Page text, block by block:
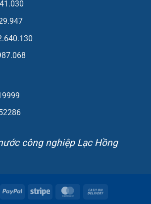
công nghiệp Lạc Hồng
PayPal Stripe MasterCard